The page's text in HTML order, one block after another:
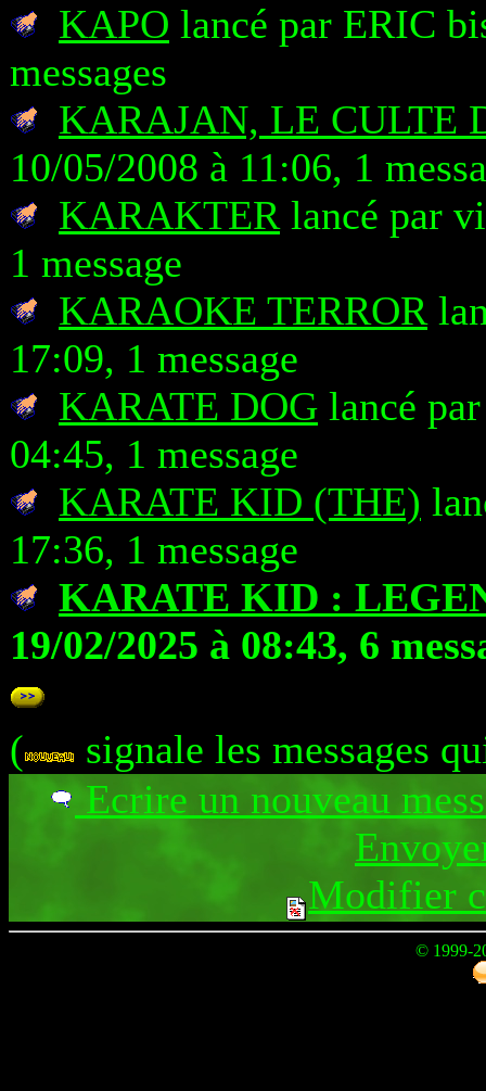
KAPO lancé par ERIC
messages
KARAJAN, LE CULTE
10/05/2008 à 11:06, 1
KARAKTER lancé par
1 message
KARAOKE TERROR
17:09, 1 message
KARATE DOG lancé
04:45, 1 message
KARATE KID (THE)
17:36, 1 message
KARATE KID :
19/02/2025 à 08:43, 6
(
signale les messages
Ecrire un nouveau
Modifier
© 1999-